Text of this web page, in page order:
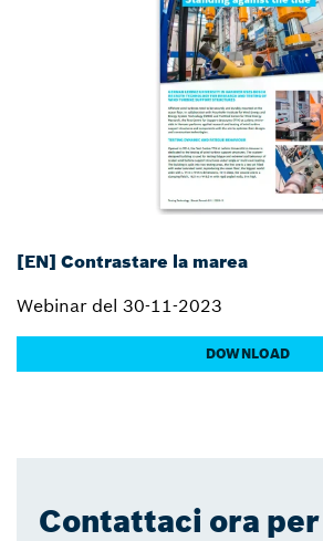
[EN] Contrastare la marea
Webinar del 30-11-2023
DOWNLOAD
Contattaci ora